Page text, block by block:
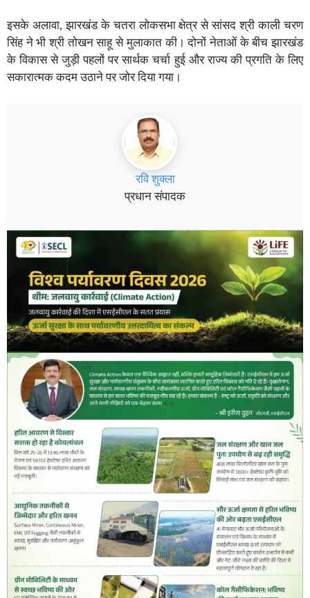
इसके अलावा, झारखंड के चतरा लोकसभा क्षेत्र से सांसद श्री काली चरण
सिंह ने भी श्री तोखन साहू से मुलाकात की। दोनों नेताओं के बीच झारखंड
के विकास से जुड़ी पहलों पर सार्थक चर्चा हुई और राज्य की प्रगति के लिए
सकारात्मक कदम उठाने पर जोर दिया गया।
रवि शुक्ला
प्रधान संपादक